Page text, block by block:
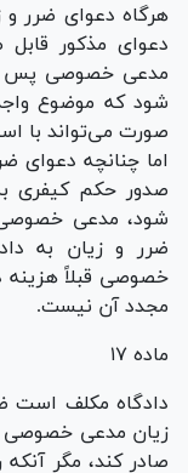
هرگاه دعوای ضرر و
دعوای مذکور
مدعی خصوصی پس
شود که موضوع
صورت می‌تواند با
اما چنانچه دعوای
صدور حکم کیفری
شود، مدعی خصوصی
ضرر و زیان به
خصوصی قبلاً هزینه
مجدد آن نیست.
ماده ۱۷
دادگاه مکلف
زیان مدعی خصوصی
صادر کند، مگر